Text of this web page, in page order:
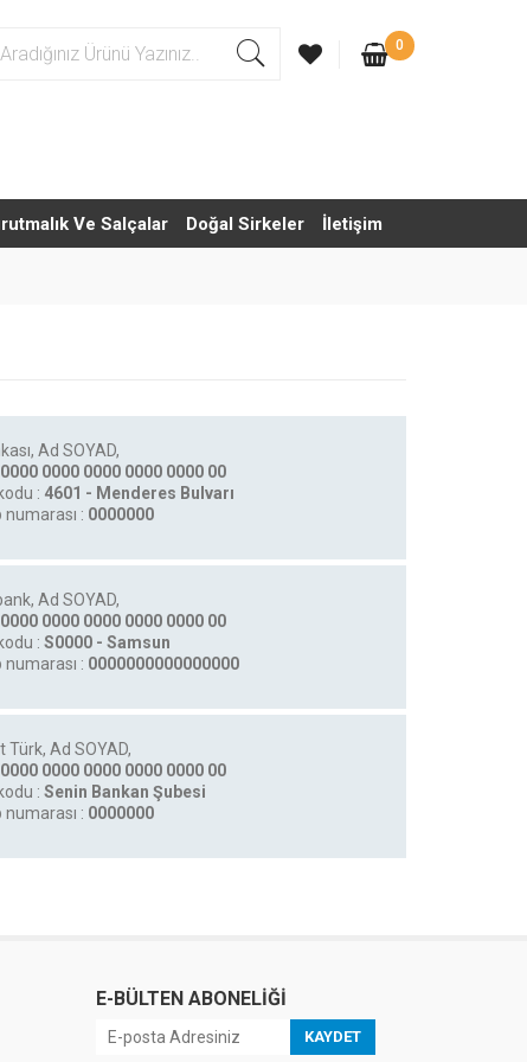
0
Ve Salçalar Doğal Sirkeler İletişim
Ad SOYAD,
0000 0000 0000 0000 00
: 4601 - Menderes Bulvarı
numarası : 0000000
Ad SOYAD,
0000 0000 0000 0000 00
: S0000 - Samsun
numarası : 0000000000000000
Türk, Ad SOYAD,
0000 0000 0000 0000 00
: Senin Bankan Şubesi
numarası : 0000000
E-BÜLTEN ABONELİĞİ
KAYDET